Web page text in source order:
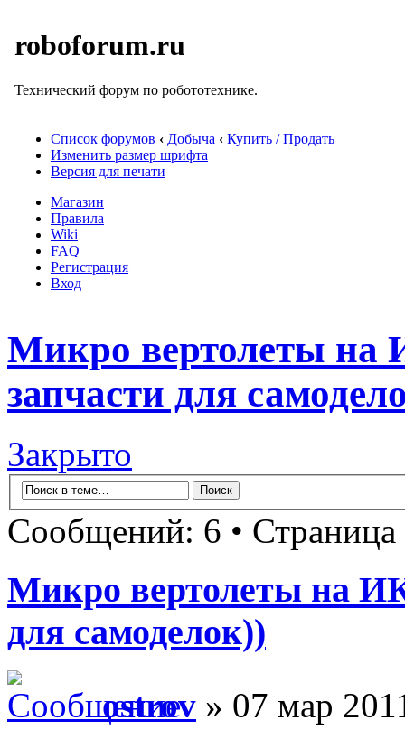
roboforum.ru
Технический форум по робототехнике.
Список форумов ‹ Добыча ‹ Купить / Продать
Изменить размер шрифта
Версия для печати
Магазин
Правила
Wiki
FAQ
Регистрация
Вход
Микро вертолеты на
запчасти для
Закрыто
Сообщений: 6 • Страница
Микро вертолеты на
для самоделок))
ostrov » 07 мар